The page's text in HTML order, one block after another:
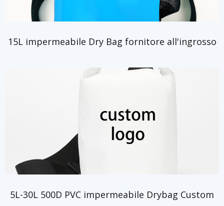
15L impermeabile Dry Bag fornitore all'ingrosso
5L-30L 500D PVC impermeabile Drybag Custom